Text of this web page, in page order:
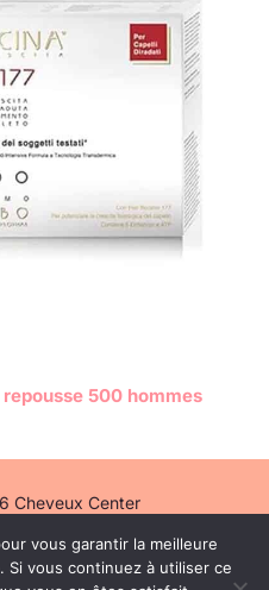
500 hommes
Cheveux Center
légales
vous garantir la meilleure
vous continuez à utiliser ce